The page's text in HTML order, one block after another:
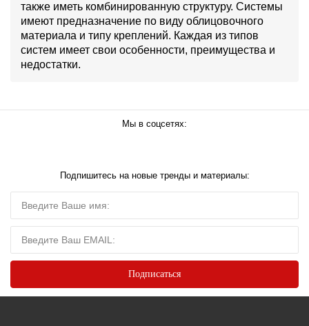
также иметь комбинированную структуру. Системы
имеют предназначение по виду облицовочного
материала и типу креплений. Каждая из типов
систем имеет свои особенности, преимущества и
недостатки.
Мы в соцсетях:
Подпишитесь на новые тренды и материалы: